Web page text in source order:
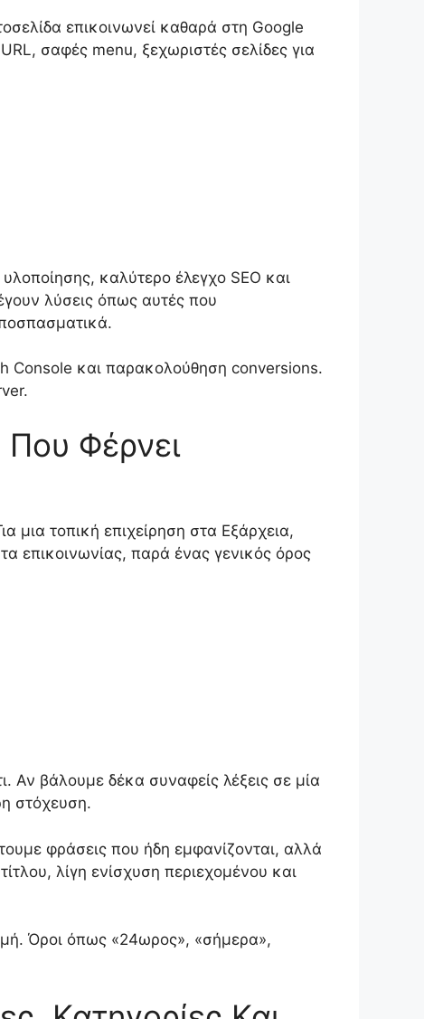
επικοινωνεί καθαρά στη Google
σαφές menu, ξεχωριστές σελίδες για
καλύτερο έλεγχο SEO και
λύσεις όπως αυτές που
Console και παρακολούθηση conversions.
Φέρνει
τοπική επιχείρηση στα Εξάρχεια,
επικοινωνίας, παρά ένας γενικός όρος
Αν βάλουμε δέκα συναφείς λέξεις σε μία
στόχευση.
φράσεις που ήδη εμφανίζονται, αλλά
λίγη ενίσχυση περιεχομένου και
Όροι όπως «24ωρος», «σήμερα»,